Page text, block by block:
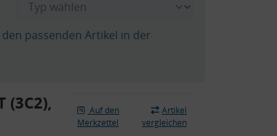
passenden Artikel in der
(3C2),
Auf den
Merkzettel
Artikel
vergleichen